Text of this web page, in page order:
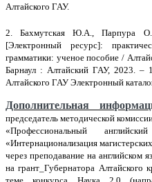
Алтайского ГАУ.
2. Бахмутская Ю.А., Парпура
[Электронный ресурс]:
грамматики: ученое пособие /
Барнаул : Алтайский ГАУ, 2023.–
Алтайского ГАУ Электронный
Дополнительная
председатель методической
«Профессиональный
«Интернационализация
через преподавание на английском
на грант_Губернатора